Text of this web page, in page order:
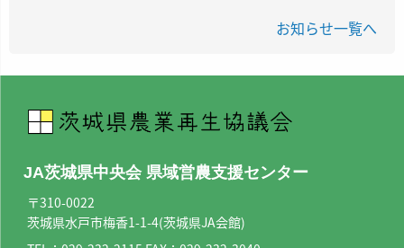
お知らせ一覧へ
JA茨城県中央会 県域営農支援センター
〒310-0022
茨城県水戸市梅香1-1-4(茨城県JA会館)